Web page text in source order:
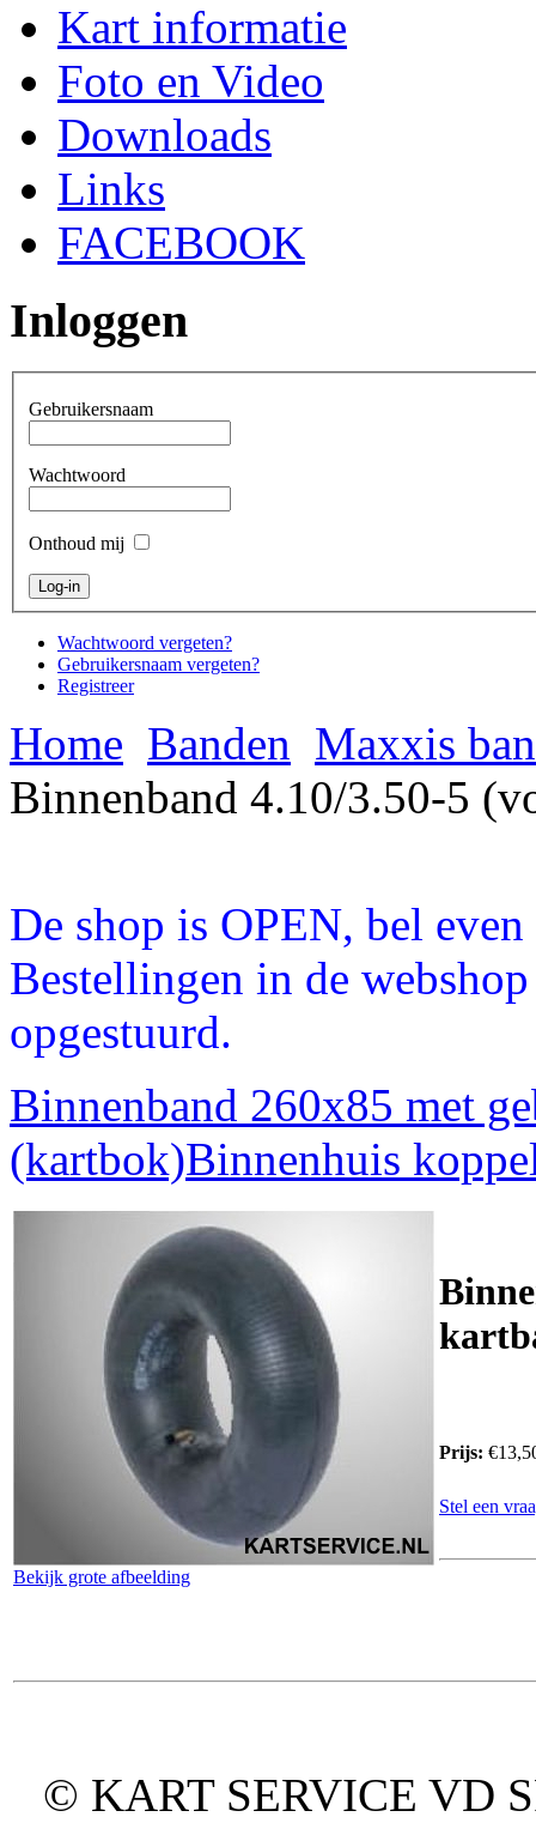
Kart informatie
Foto en Video
Downloads
Links
FACEBOOK
Inloggen
Gebruikersnaam
Wachtwoord
Onthoud mij
Wachtwoord vergeten?
Gebruikersnaam vergeten?
Registreer
Home Banden Maxxis
Binnenband 4.10/3.50-5
De shop is OPEN, bel
Bestellingen in de
opgestuurd.
Binnenband 260x85 met
(kartbok)Binnenhuis
Bekijk grote afbeelding
Prijs:
Stel een
© KART SERVICE VD